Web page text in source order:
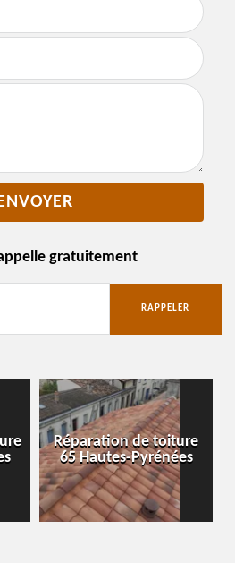
gratuitement
Réparation de toiture
65 Hautes-Pyrénées